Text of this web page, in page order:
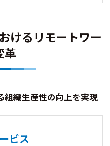
けるリモートワー
革
組織生産性の向上を実現
ビス